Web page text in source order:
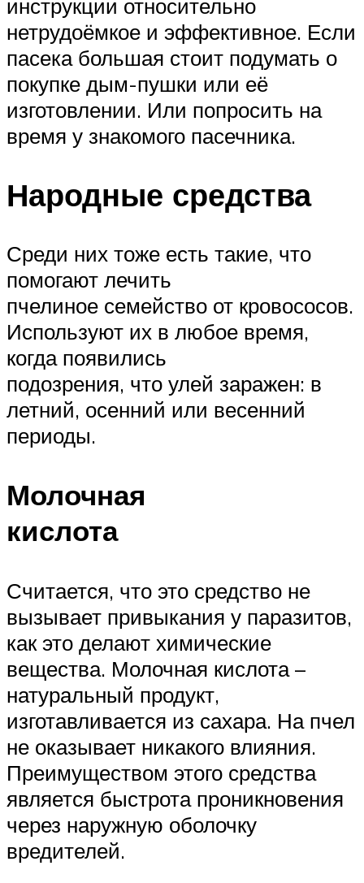
инструкции относительно
нетрудоёмкое и эффективное. Если
пасека большая стоит подумать о
покупке дым-пушки или её
изготовлении. Или попросить на
время у знакомого пасечника.
Народные средства
Среди них тоже есть такие, что
помогают лечить
пчелиное семейство от кровососов.
Используют их в любое время,
когда появились
подозрения, что улей заражен: в
летний, осенний или весенний
периоды.
Молочная
кислота
Считается, что это средство не
вызывает привыкания у паразитов,
как это делают химические
вещества. Молочная кислота –
натуральный продукт,
изготавливается из сахара. На пчел
не оказывает никакого влияния.
Преимуществом этого средства
является быстрота проникновения
через наружную оболочку
вредителей.